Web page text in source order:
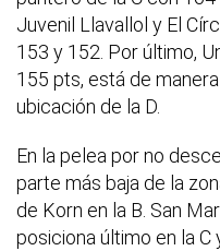
Juvenil Llavallol y El
153 y 152. Por último,
155 pts, está de
ubicación de la D.
En la pelea por no
parte más baja de la
de Korn en la B. San
posiciona último en la